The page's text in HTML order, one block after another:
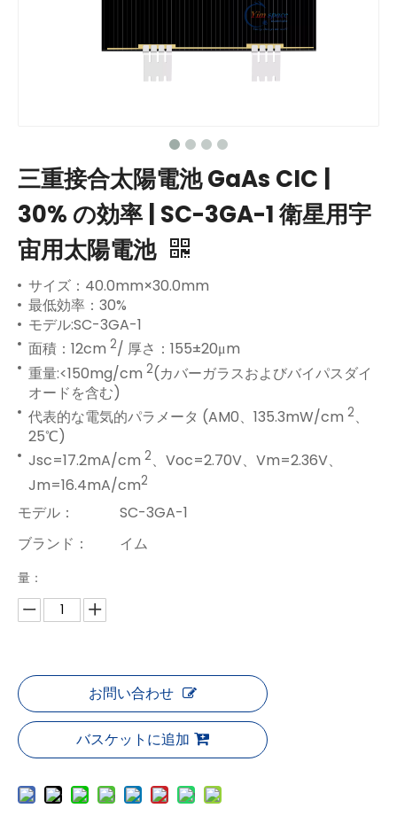
三重接合太陽電池 GaAs CIC |
30% の効率 | SC-3GA-1 衛星用宇
宙用太陽電池
サイズ：40.0mm×30.0mm
最低効率：30%
モデル:SC-3GA-1
面積：12cm 2/ 厚さ：155±20μm
重量:<150mg/cm 2(カバーガラスおよびバイパスダイ
オードを含む)
代表的な電気的パラメータ (AM0、135.3mW/cm 2、
25℃)
Jsc=17.2mA/cm 2、Voc=2.70V、Vm=2.36V、
Jm=16.4mA/cm2
モデル：
SC-3GA-1
ブランド：
イム
量：
お問い合わせ
バスケットに追加